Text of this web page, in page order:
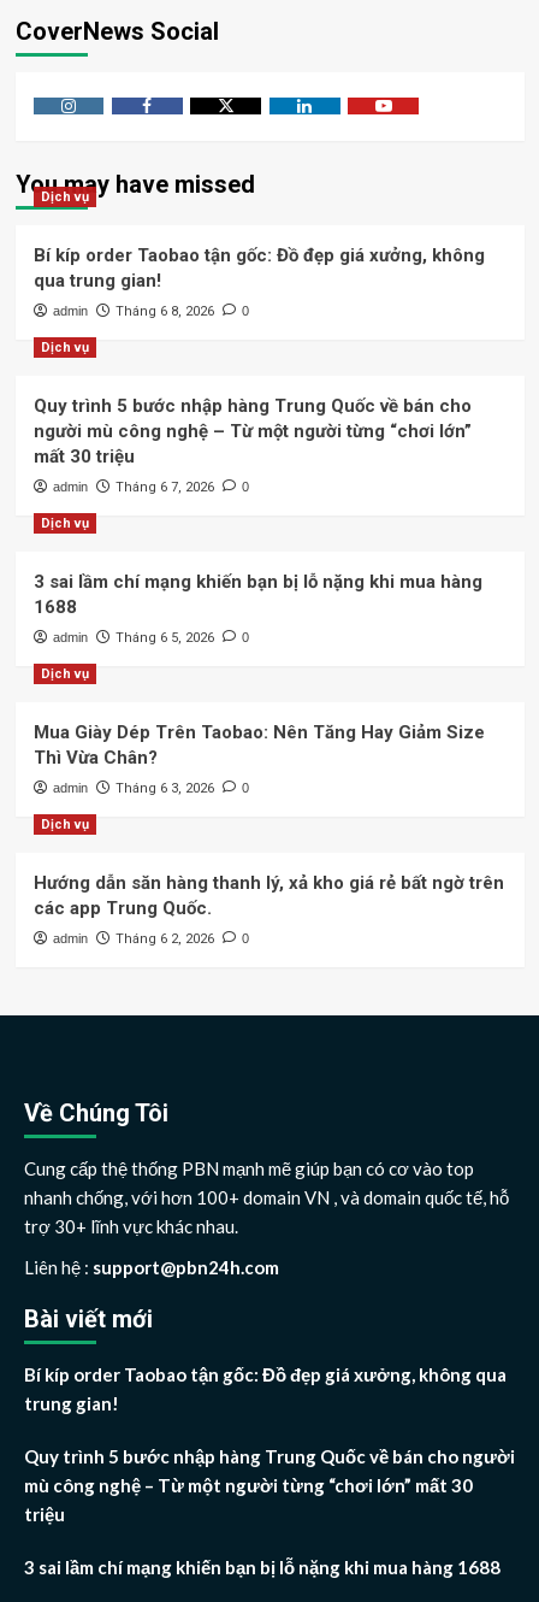
CoverNews Social
You may have missed
Dịch vụ
Bí kíp order Taobao tận gốc: Đồ đẹp giá xưởng, không
qua trung gian!
admin Tháng 6 8, 2026 0
Dịch vụ
Quy trình 5 bước nhập hàng Trung Quốc về bán cho
người mù công nghệ – Từ một người từng “chơi lớn”
mất 30 triệu
admin Tháng 6 7, 2026 0
Dịch vụ
3 sai lầm chí mạng khiến bạn bị lỗ nặng khi mua hàng
1688
admin Tháng 6 5, 2026 0
Dịch vụ
Mua Giày Dép Trên Taobao: Nên Tăng Hay Giảm Size
Thì Vừa Chân?
admin Tháng 6 3, 2026 0
Dịch vụ
Hướng dẫn săn hàng thanh lý, xả kho giá rẻ bất ngờ trên
các app Trung Quốc.
admin Tháng 6 2, 2026 0
Về Chúng Tôi
Cung cấp thệ thống PBN mạnh mẽ giúp bạn có cơ vào top
nhanh chống, với hơn 100+ domain VN , và domain quốc tế, hỗ
trợ 30+ lĩnh vực khác nhau.
Liên hệ : support@pbn24h.com
Bài viết mới
Bí kíp order Taobao tận gốc: Đồ đẹp giá xưởng, không qua
trung gian!
Quy trình 5 bước nhập hàng Trung Quốc về bán cho người
mù công nghệ – Từ một người từng “chơi lớn” mất 30
triệu
3 sai lầm chí mạng khiến bạn bị lỗ nặng khi mua hàng 1688